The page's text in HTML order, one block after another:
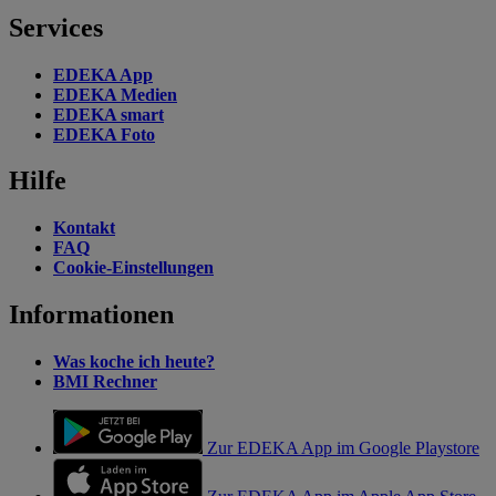
Services
EDEKA App
EDEKA Medien
EDEKA smart
EDEKA Foto
Hilfe
Kontakt
FAQ
Cookie-Einstellungen
Informationen
Was koche ich heute?
BMI Rechner
Zur EDEKA App im Google Playstore